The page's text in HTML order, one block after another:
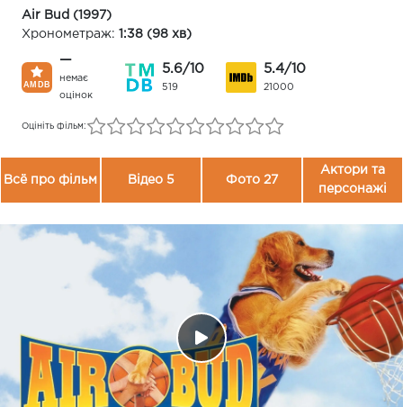
Air Bud (1997)
Хронометраж: 1:38 (98 хв)
—
немає
оцінок
5.6/10
519
5.4/10
21000
Оцініть фільм:
Всё про фільм Відео 5 Фото 27
Актори та
персонажі